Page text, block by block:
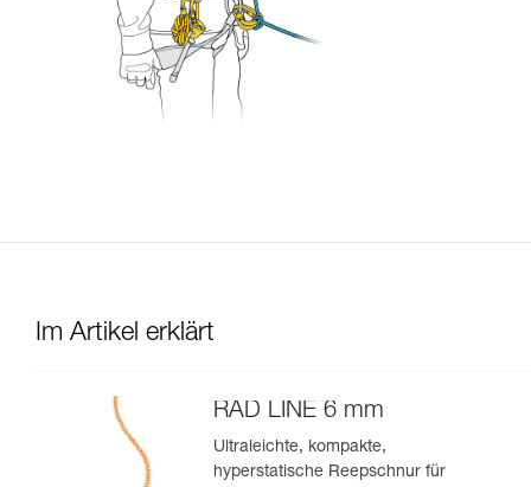
Im Artikel erklärt
RAD LINE 6 mm
Ultraleichte, kompakte,
hyperstatische Reepschnur für